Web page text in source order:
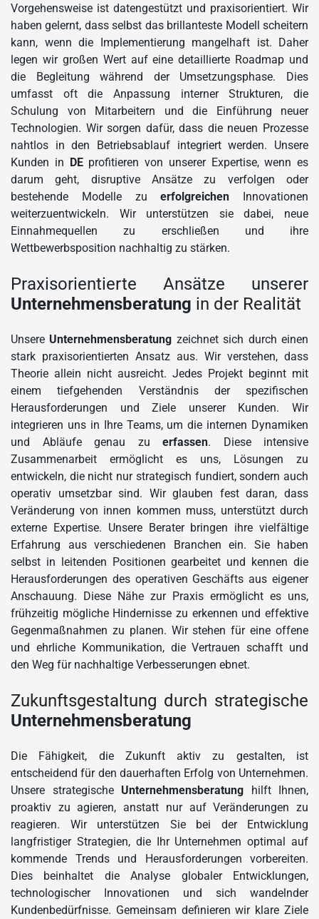
Vorgehensweise ist datengestützt und praxisorientiert. Wir
haben gelernt, dass selbst das brillanteste Modell scheitern
kann, wenn die Implementierung mangelhaft ist. Daher
legen wir großen Wert auf eine detaillierte Roadmap und
die Begleitung während der Umsetzungsphase. Dies
umfasst oft die Anpassung interner Strukturen, die
Schulung von Mitarbeitern und die Einführung neuer
Technologien. Wir sorgen dafür, dass die neuen Prozesse
nahtlos in den Betriebsablauf integriert werden. Unsere
Kunden in DEprofitieren von unserer Expertise, wenn es
darum geht, disruptive Ansätze zu verfolgen oder
bestehende Modelle zuerfolgreichen Innovationen
weiterzuentwickeln. Wir unterstützen sie dabei, neue
Einnahmequellen zu erschließen und ihre
Wettbewerbsposition nachhaltig zu stärken.
Praxisorientierte Ansätze unserer
Unternehmensberatung in der Realität
Unsere Unternehmensberatung zeichnet sich durch einen
stark praxisorientierten Ansatz aus. Wir verstehen, dass
Theorie allein nicht ausreicht. Jedes Projekt beginnt mit
einem tiefgehenden Verständnis der spezifischen
Herausforderungen und Ziele unserer Kunden. Wir
integrieren uns in Ihre Teams, um die internen Dynamiken
und Abläufe genau zu erfassen. Diese intensive
Zusammenarbeit ermöglicht es uns, Lösungen zu
entwickeln, die nicht nur strategisch fundiert, sondern auch
operativ umsetzbar sind. Wir glauben fest daran, dass
Veränderung von innen kommen muss, unterstützt durch
externe Expertise. Unsere Berater bringen ihre vielfältige
Erfahrung aus verschiedenen Branchen ein. Sie haben
selbst in leitenden Positionen gearbeitet und kennen die
Herausforderungen des operativen Geschäfts aus eigener
Anschauung. Diese Nähe zur Praxis ermöglicht es uns,
frühzeitig mögliche Hindernisse zu erkennen und effektive
Gegenmaßnahmen zu planen. Wir stehen für eine offene
und ehrliche Kommunikation, die Vertrauen schafft und
den Weg für nachhaltige Verbesserungen ebnet.
Zukunftsgestaltung durch strategische
Unternehmensberatung
Die Fähigkeit, die Zukunft aktiv zu gestalten, ist
entscheidend für den dauerhaften Erfolg von Unternehmen.
Unsere strategische Unternehmensberatung hilft Ihnen,
proaktiv zu agieren, anstatt nur auf Veränderungen zu
reagieren. Wir unterstützen Sie bei der Entwicklung
langfristiger Strategien, die Ihr Unternehmen optimal auf
kommende Trends und Herausforderungen vorbereiten.
Dies beinhaltet die Analyse globaler Entwicklungen,
technologischer Innovationen und sich wandelnder
Kundenbedürfnisse. Gemeinsam definieren wir klare Ziele